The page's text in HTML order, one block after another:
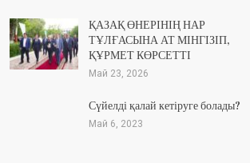
ҚАЗАҚ ӨНЕРІНІҢ НАР
ТҰЛҒАСЫНА АТ МІНГІЗІП,
ҚҰРМЕТ КӨРСЕТТІ
Май 23, 2026
Сүйелді қалай кетіруге болады?
Май 6, 2023